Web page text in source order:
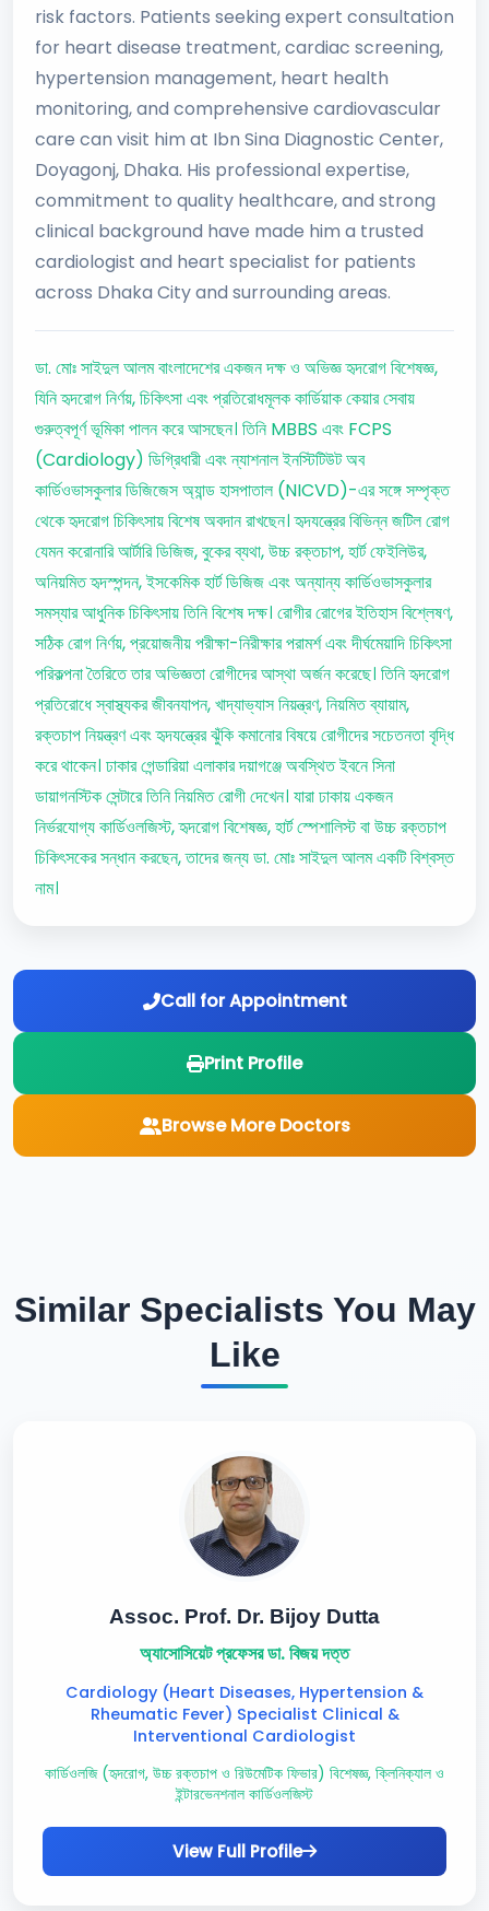
risk factors. Patients seeking expert consultation
for heart disease treatment, cardiac screening,
hypertension management, heart health
monitoring, and comprehensive cardiovascular
care can visit him at Ibn Sina Diagnostic Center,
Doyagonj, Dhaka. His professional expertise,
commitment to quality healthcare, and strong
clinical background have made him a trusted
cardiologist and heart specialist for patients
across Dhaka City and surrounding areas.
ডা. মোঃ সাইদুল আলম বাংলাদেশের একজন দক্ষ ও অভিজ্ঞ হৃদরোগ বিশেষজ্ঞ,
যিনি হৃদরোগ নির্ণয়, চিকিৎসা এবং প্রতিরোধমূলক কার্ডিয়াক কেয়ার সেবায়
গুরুত্বপূর্ণ ভূমিকা পালন করে আসছেন। তিনি MBBS এবং FCPS
(Cardiology) ডিগ্রিধারী এবং ন্যাশনাল ইনস্টিটিউট অব
কার্ডিওভাসকুলার ডিজিজেস অ্যান্ড হাসপাতাল (NICVD)-এর সঙ্গে সম্পৃক্ত
থেকে হৃদরোগ চিকিৎসায় বিশেষ অবদান রাখছেন। হৃদযন্ত্রের বিভিন্ন জটিল রোগ
যেমন করোনারি আর্টারি ডিজিজ, বুকের ব্যথা, উচ্চ রক্তচাপ, হার্ট ফেইলিউর,
অনিয়মিত হৃদস্পন্দন, ইসকেমিক হার্ট ডিজিজ এবং অন্যান্য কার্ডিওভাসকুলার
সমস্যার আধুনিক চিকিৎসায় তিনি বিশেষ দক্ষ। রোগীর রোগের ইতিহাস বিশ্লেষণ,
সঠিক রোগ নির্ণয়, প্রয়োজনীয় পরীক্ষা-নিরীক্ষার পরামর্শ এবং দীর্ঘমেয়াদি চিকিৎসা
পরিকল্পনা তৈরিতে তার অভিজ্ঞতা রোগীদের আস্থা অর্জন করেছে। তিনি হৃদরোগ
প্রতিরোধে স্বাস্থ্যকর জীবনযাপন, খাদ্যাভ্যাস নিয়ন্ত্রণ, নিয়মিত ব্যায়াম,
রক্তচাপ নিয়ন্ত্রণ এবং হৃদযন্ত্রের ঝুঁকি কমানোর বিষয়ে রোগীদের সচেতনতা বৃদ্ধি
করে থাকেন। ঢাকার গেন্ডারিয়া এলাকার দয়াগঞ্জে অবস্থিত ইবনে সিনা
ডায়াগনস্টিক সেন্টারে তিনি নিয়মিত রোগী দেখেন। যারা ঢাকায় একজন
নির্ভরযোগ্য কার্ডিওলজিস্ট, হৃদরোগ বিশেষজ্ঞ, হার্ট স্পেশালিস্ট বা উচ্চ রক্তচাপ
চিকিৎসকের সন্ধান করছেন, তাদের জন্য ডা. মোঃ সাইদুল আলম একটি বিশ্বস্ত
নাম।
Call for Appointment
Print Profile
Browse More Doctors
Similar Specialists You May
Like
Assoc. Prof. Dr. Bijoy Dutta
অ্যাসোসিয়েট প্রফেসর ডা. বিজয় দত্ত
Cardiology (Heart Diseases, Hypertension &
Rheumatic Fever) Specialist Clinical &
Interventional Cardiologist
কার্ডিওলজি (হৃদরোগ, উচ্চ রক্তচাপ ও রিউমেটিক ফিভার) বিশেষজ্ঞ, ক্লিনিক্যাল ও
ইন্টারভেনশনাল কার্ডিওলজিস্ট
View Full Profile